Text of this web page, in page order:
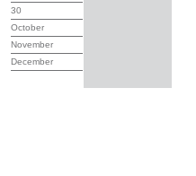
30
October
November
December